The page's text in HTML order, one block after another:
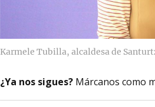
Karmele Tubilla, alcaldesa de
¿Ya nos sigues? Márcanos como